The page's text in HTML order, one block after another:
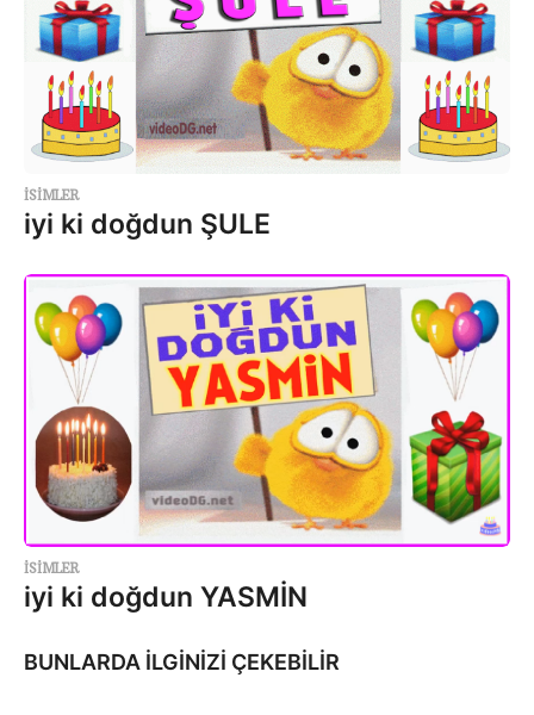
ISIMLER
iyi ki doğdun ŞULE
ISIMLER
iyi ki doğdun YASMİN
BUNLARDA İLGİNİZİ ÇEKEBİLİR